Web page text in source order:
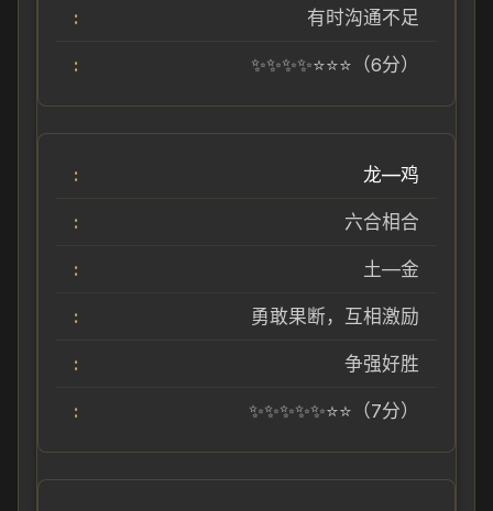
有时沟通不足
✨✨✨✨⭐⭐⭐（6分）
龙—鸡
六合相合
土—金
勇敢果断，互相激励
争强好胜
✨✨✨✨✨⭐⭐（7分）